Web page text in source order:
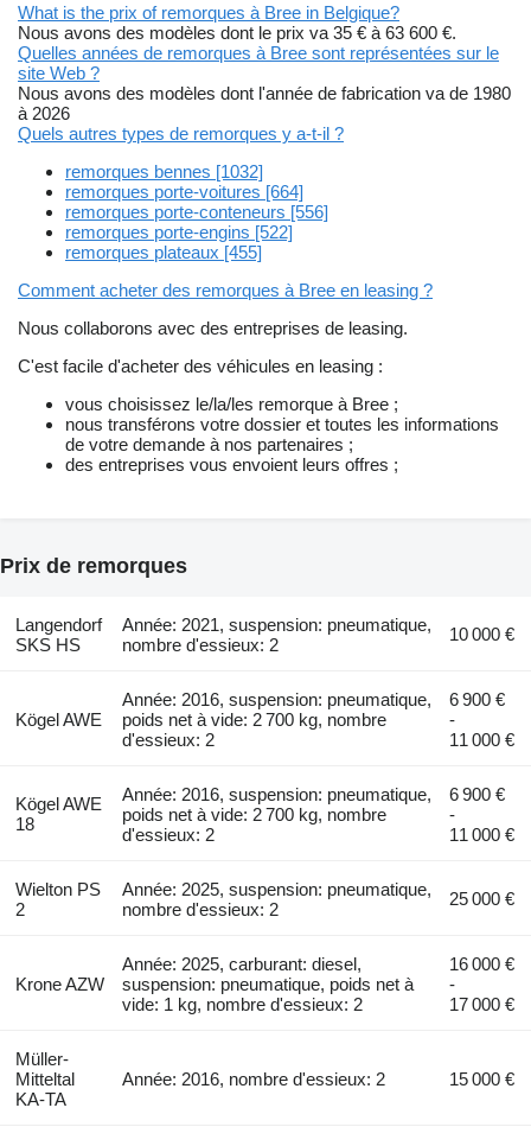
What is the prix of remorques à Bree in Belgique?
Nous avons des modèles dont le prix va 35 € à 63 600 €.
Quelles années de remorques à Bree sont représentées sur le
site Web ?
Nous avons des modèles dont l'année de fabrication va de 1980
à 2026
Quels autres types de remorques y a-t-il ?
remorques bennes [1032]
remorques porte-voitures [664]
remorques porte-conteneurs [556]
remorques porte-engins [522]
remorques plateaux [455]
Comment acheter des remorques à Bree en leasing ?
Nous collaborons avec des entreprises de leasing.
C'est facile d'acheter des véhicules en leasing :
vous choisissez le/la/les remorque à Bree ;
nous transférons votre dossier et toutes les informations
de votre demande à nos partenaires ;
des entreprises vous envoient leurs offres ;
Prix de remorques
Langendorf
SKS HS
Année: 2021, suspension: pneumatique,
nombre d'essieux: 2
10 000 €
Kögel AWE
Année: 2016, suspension: pneumatique,
poids net à vide: 2 700 kg, nombre
d'essieux: 2
6 900 €
-
11 000 €
Kögel AWE
18
Année: 2016, suspension: pneumatique,
poids net à vide: 2 700 kg, nombre
d'essieux: 2
6 900 €
-
11 000 €
Wielton PS
2
Année: 2025, suspension: pneumatique,
nombre d'essieux: 2
25 000 €
Krone AZW
Année: 2025, carburant: diesel,
suspension: pneumatique, poids net à
vide: 1 kg, nombre d'essieux: 2
16 000 €
-
17 000 €
Müller-
Mitteltal
KA-TA
Année: 2016, nombre d'essieux: 2 15 000 €